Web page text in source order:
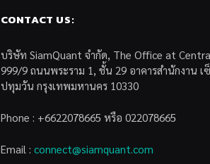
CONTACT US:
บริษัท SiamQuant จำกัด, The Office at
999/9 ถนนพระราม 1, ชั้น 29 อาคารสำนักงาน เ
ปทุมวัน กรุงเทพมหานคร 10330
Phone : +6622078665 หรือ 022078665
Email : connect@siamquant.com